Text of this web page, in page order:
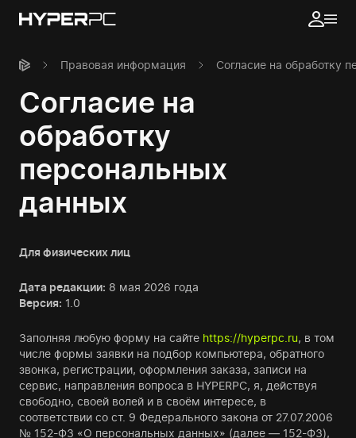
Правовая информация Согласие на обработку
Согласие на
обработку
персональных
данных
Для физических лиц
Дата редакции: 8 мая 2026 года
Версия: 1.0
Заполняя любую форму на сайте https://hyperpc.ru, в том
числе формы заявки на подбор компьютера, обратного
звонка, регистрации, оформления заказа, записи на
сервис, направления вопроса в HYPERPC, я, действуя
свободно, своей волей и в своём интересе, в
соответствии со ст. 9 Федерального закона от 27.07.2006
№ 152-ФЗ «О персональных данных» (далее — 152-ФЗ),